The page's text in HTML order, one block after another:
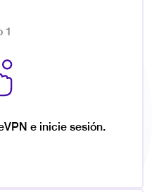
1
e inicie sesión.